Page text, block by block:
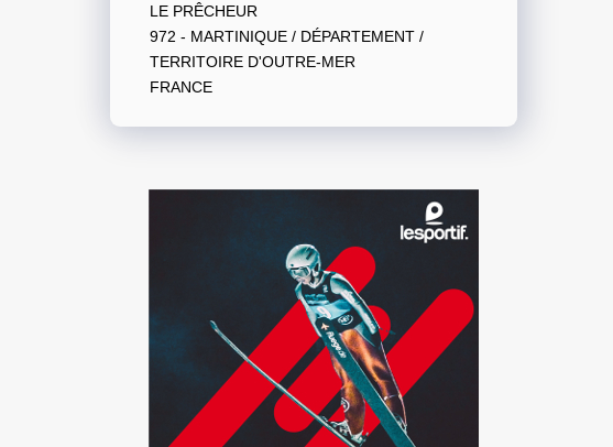
LE PRÊCHEUR
972 - MARTINIQUE / DÉPARTEMENT /
TERRITOIRE D'OUTRE-MER
FRANCE